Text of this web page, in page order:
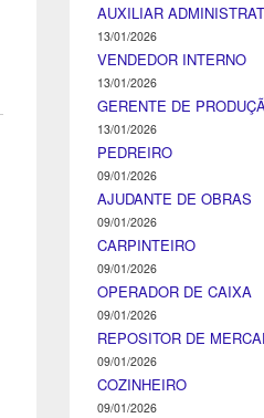
AUXILIAR
13/01/2026
VENDEDOR INTERNO
13/01/2026
GERENTE DE
13/01/2026
PEDREIRO
09/01/2026
AJUDANTE DE OBRAS
09/01/2026
CARPINTEIRO
09/01/2026
OPERADOR DE CAIXA
09/01/2026
REPOSITOR DE
09/01/2026
COZINHEIRO
09/01/2026